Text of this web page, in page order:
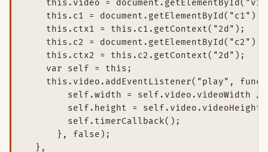
this.video =
    this.c1 = document.getElementById("c1");
    this.ctx1 = this.c1.getContext("2d");
    this.c2 = document.getElementById("c2");
    this.ctx2 = this.c2.getContext("2d");
    var self = this;
this.video.addEventListener("play",
self.width = self.video.videoWidth /
self.height = self.video.videoHeight
        self.timerCallback();
      }, false);
  },